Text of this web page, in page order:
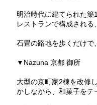
明治時代に建てられた
レストランで構成される
石畳の路地を歩くだけで
▼Nazuna 京都 御所
大型の京町家2棟を改修
かしながら、和菓子をテ